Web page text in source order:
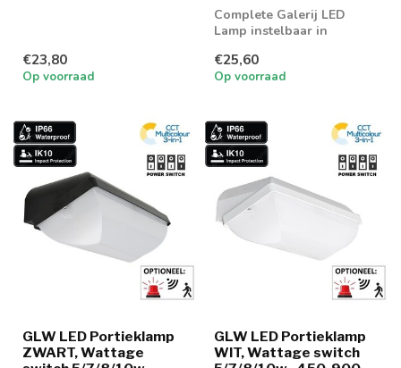
€23,80
Op voorraad
Complete Galerij LED
Lamp instelbaar in
€25,60
Op voorraad
GLW LED Portieklamp
ZWART, Wattage
GLW LED Portieklamp
WIT, Wattage switch